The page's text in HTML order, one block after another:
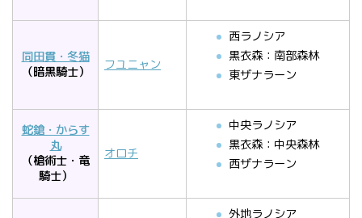
同田貫・冬猫
（暗黒騎士）
フユニャン
西ラノシア
黒衣森：南部森林
東ザナラーン
蛇鎗・からす
丸
（槍術士・竜
騎士）
オロチ
中央ラノシア
黒衣森：中央森林
西ザナラーン
外地ラノシア